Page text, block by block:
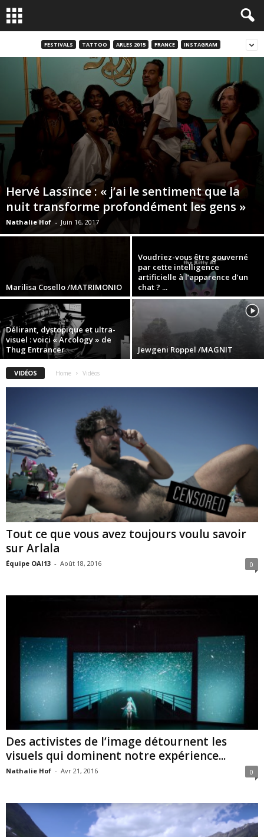
FESTIVALS TATTOO ARLES 2015 FRANCE INSTAGRAM
Hervé Lassïnce : « j’ai le sentiment que la
nuit transforme profondément les gens »
Nathalie Hof - Juin 16, 2017
Marilisa Cosello /MATRIMONIO
Voudriez-vous être gouverné
par cette intelligence
artificielle à l’apparence d’un
chat ? ...
Délirant, dystopique et ultra-
visuel : voici « Arcology » de
Thug Entrancer
Jewgeni Roppel /MAGNIT
VIDÉOS Home Vidéos
Tout ce que vous avez toujours voulu savoir
sur Arlala
Équipe OAI13 - Août 18, 2016 0
Des activistes de l’image détournent les
visuels qui dominent notre expérience...
Nathalie Hof - Avr 21, 2016 0